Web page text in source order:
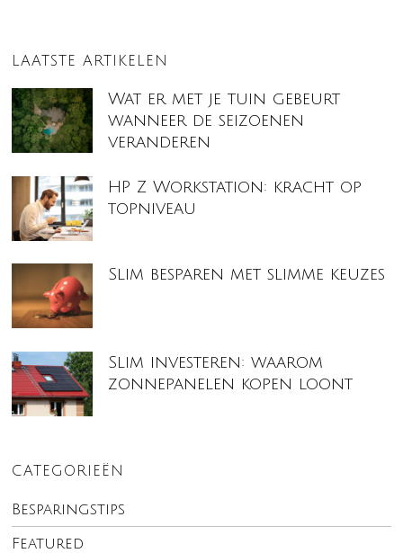
LAATSTE ARTIKELEN
Wat er met je tuin gebeurt
wanneer de seizoenen
veranderen
HP Z Workstation: kracht op
topniveau
Slim besparen met slimme keuzes
Slim investeren: waarom
zonnepanelen kopen loont
CATEGORIEËN
Besparingstips
Featured